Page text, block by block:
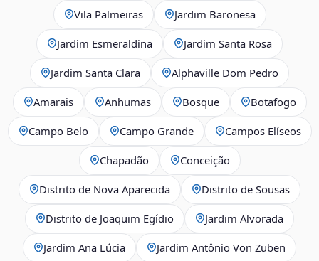
Vila Palmeiras Jardim Baronesa
Jardim Esmeraldina Jardim Santa Rosa
Jardim Santa Clara Alphaville Dom Pedro
Amarais Anhumas Bosque Botafogo
Campo Belo Campo Grande Campos Elíseos
Chapadão Conceição
Distrito de Nova Aparecida Distrito de Sousas
Distrito de Joaquim Egídio Jardim Alvorada
Jardim Ana Lúcia Jardim Antônio Von Zuben